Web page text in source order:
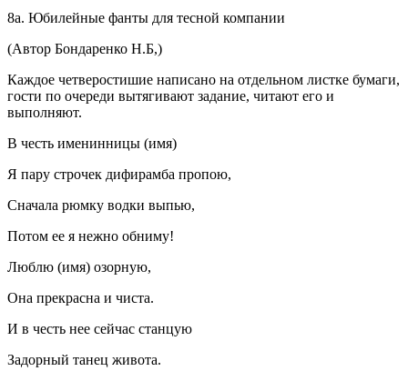
8а. Юбилейные фанты для тесной компании
(Автор Бондаренко Н.Б,)
Каждое четверостишие написано на отдельном листке бумаги,
гости по очереди вытягивают задание, читают его и
выполняют.
В честь именинницы (имя)
Я пару строчек дифирамба пропою,
Сначала рюмку водки выпью,
Потом ее я нежно обниму!
Люблю (имя) озорную,
Она прекрасна и чиста.
И в честь нее сейчас станцую
Задорный танец живота.